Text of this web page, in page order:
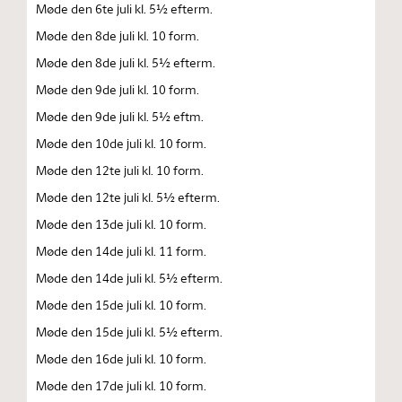
Møde den 6te juli kl. 5½ efterm.
Møde den 8de juli kl. 10 form.
Møde den 8de juli kl. 5½ efterm.
Møde den 9de juli kl. 10 form.
Møde den 9de juli kl. 5½ eftm.
Møde den 10de juli kl. 10 form.
Møde den 12te juli kl. 10 form.
Møde den 12te juli kl. 5½ efterm.
Møde den 13de juli kl. 10 form.
Møde den 14de juli kl. 11 form.
Møde den 14de juli kl. 5½ efterm.
Møde den 15de juli kl. 10 form.
Møde den 15de juli kl. 5½ efterm.
Møde den 16de juli kl. 10 form.
Møde den 17de juli kl. 10 form.